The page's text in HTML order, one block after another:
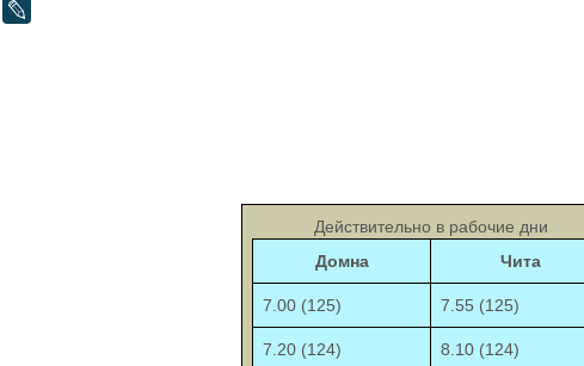
Действительно в рабочие дни
Домна
Чита
7.00 (125) 7.55 (125)
7.20 (124) 8.10 (124)